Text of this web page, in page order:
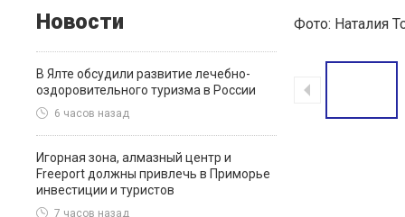
Новости
В Ялте обсудили развитие лечебно-
оздоровительного туризма в России
6 часов назад
Игорная зона, алмазный центр и
Freeport должны привлечь в Приморье
инвестиции и туристов
7 часов назад
Фото: Наталия